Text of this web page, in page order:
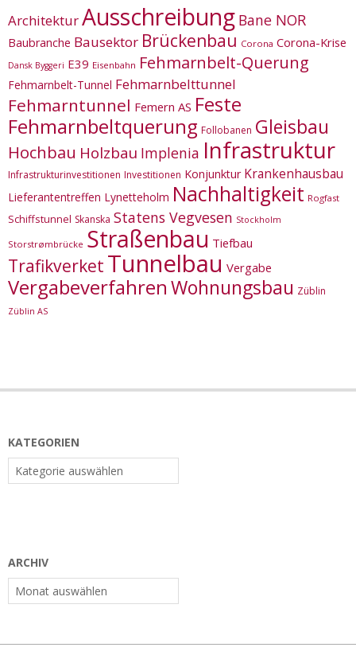
ArchitekturAusschreibung Bane NOR
Baubranche Bausektor Brückenbau Corona Corona-Krise
Dansk Byggeri E39 Eisenbahn Fehmarnbelt-Querung
Fehmarnbelt-Tunnel Fehmarnbelttunnel
Fehmarntunnel Femern AS Feste
Fehmarnbeltquerung Follobanen Gleisbau
Hochbau Holzbau Implenia Infrastruktur
Infrastrukturinvestitionen Investitionen Konjunktur Krankenhausbau
Lieferantentreffen Lynetteholm Nachhaltigkeit Rogfast
Schiffstunnel Skanska Statens Vegvesen Stockholm
Storstrømbrücke Straßenbau Tiefbau
Trafikverket Tunnelbau Vergabe
VergabeverfahrenWohnungsbau Züblin
Züblin AS
KATEGORIEN
Kategorien
ARCHIV
Archiv